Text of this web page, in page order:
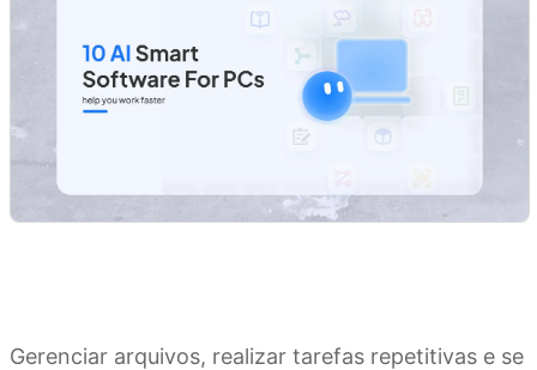
Gerenciar arquivos, realizar tarefas repetitivas e se